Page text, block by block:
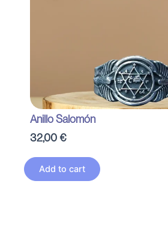
Anillo Salomón
32,00 €
Add to cart